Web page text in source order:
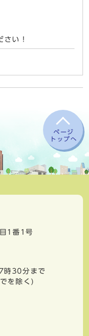
い！
ページ
トップへ
1番1号
時30分まで
を除く)